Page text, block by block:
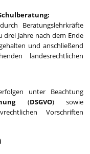
Beratungslehrkräfte
Jahre nach dem Ende
und anschließend
landesrechtlichen
unter Beachtung
(DSGVO) sowie
Vorschriften